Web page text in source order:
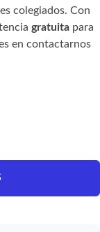
colegiados. Con
gratuita para
en contactarnos